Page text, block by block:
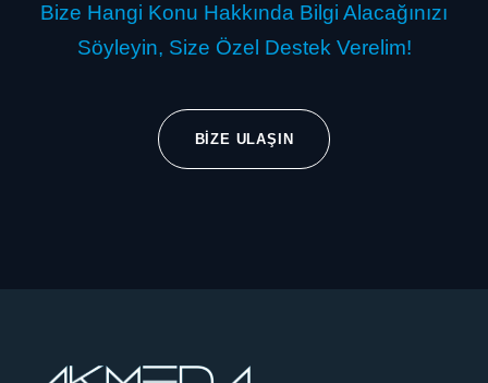
Bize Hangi Konu Hakkında Bilgi Alacağınızı
Söyleyin, Size Özel Destek Verelim!
BIZE ULAŞIN